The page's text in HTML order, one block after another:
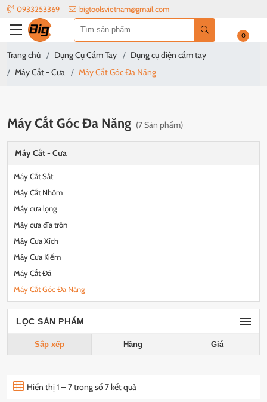
0933253369 bigtoolsvietnam@gmail.com
0
Trang chủ Dụng Cụ Cầm Tay
Dụng cụ điện cầm tay
Máy Cắt - Cưa
Máy Cắt Góc Đa Năng
Máy Cắt - Cưa
Máy Cắt Sắt
Máy Cắt Nhôm
Máy cưa lọng
Máy cưa đĩa tròn
Máy Cưa Xích
Máy Cưa Kiếm
Máy Cắt Đá
Máy Cắt Góc Đa Năng
LỌC SẢN PHẨM
Sắp xếp Hãng Giá
Máy Cắt Góc Đa Năng (7 Sản phẩm)
Hiển thị 1 – 7 trong số 7 kết quả